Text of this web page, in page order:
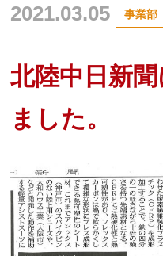
2021.03.05 事業部
北陸中日新
ました。